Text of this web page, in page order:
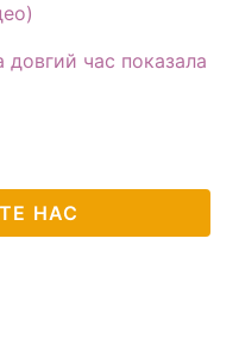
час показала
НАС